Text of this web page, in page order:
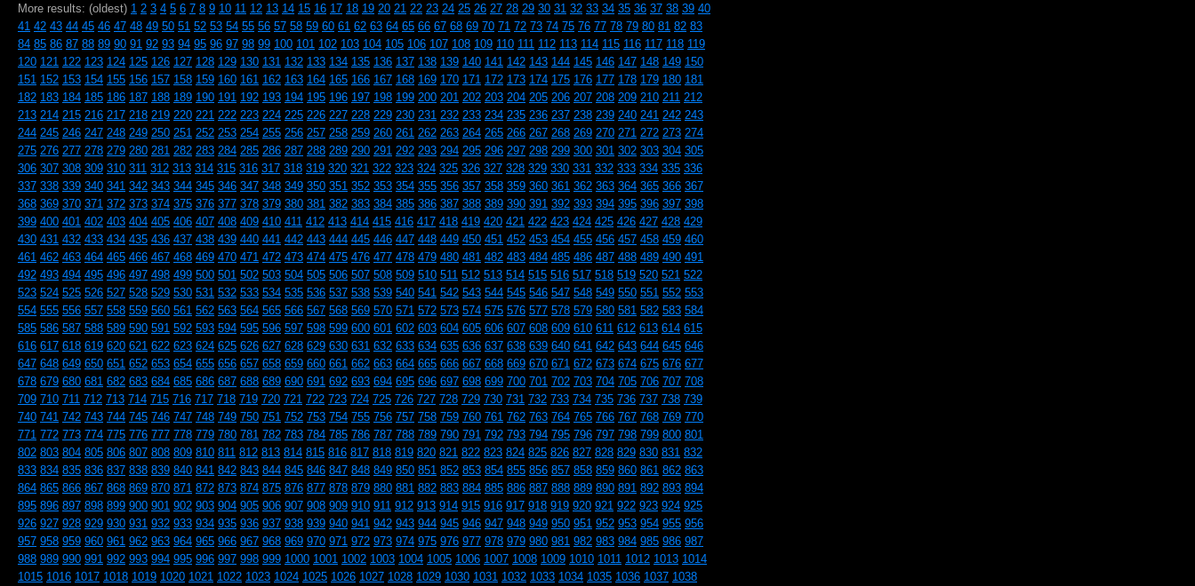
More results: (oldest) 1 2 3 4 5 6 7 8 9 10 11 12 13 14 15 16 17 18 19 20 21 22 23 24 25 26 27 28 29 30 31 32 33 34 35 36 37 38 39 40
41 42 43 44 45 46 47 48 49 50 51 52 53 54 55 56 57 58 59 60 61 62 63 64 65 66 67 68 69 70 71 72 73 74 75 76 77 78 79 80 81 82 83
84 85 86 87 88 89 90 91 92 93 94 95 96 97 98 99 100 101 102 103 104 105 106 107 108 109 110 111 112 113 114 115 116 117 118 119
120 121 122 123 124 125 126 127 128 129 130 131 132 133 134 135 136 137 138 139 140 141 142 143 144 145 146 147 148 149 150
151 152 153 154 155 156 157 158 159 160 161 162 163 164 165 166 167 168 169 170 171 172 173 174 175 176 177 178 179 180 181
182 183 184 185 186 187 188 189 190 191 192 193 194 195 196 197 198 199 200 201 202 203 204 205 206 207 208 209 210 211 212
213 214 215 216 217 218 219 220 221 222 223 224 225 226 227 228 229 230 231 232 233 234 235 236 237 238 239 240 241 242 243
244 245 246 247 248 249 250 251 252 253 254 255 256 257 258 259 260 261 262 263 264 265 266 267 268 269 270 271 272 273 274
275 276 277 278 279 280 281 282 283 284 285 286 287 288 289 290 291 292 293 294 295 296 297 298 299 300 301 302 303 304 305
306 307 308 309 310 311 312 313 314 315 316 317 318 319 320 321 322 323 324 325 326 327 328 329 330 331 332 333 334 335 336
337 338 339 340 341 342 343 344 345 346 347 348 349 350 351 352 353 354 355 356 357 358 359 360 361 362 363 364 365 366 367
368 369 370 371 372 373 374 375 376 377 378 379 380 381 382 383 384 385 386 387 388 389 390 391 392 393 394 395 396 397 398
399 400 401 402 403 404 405 406 407 408 409 410 411 412 413 414 415 416 417 418 419 420 421 422 423 424 425 426 427 428 429
430 431 432 433 434 435 436 437 438 439 440 441 442 443 444 445 446 447 448 449 450 451 452 453 454 455 456 457 458 459 460
461 462 463 464 465 466 467 468 469 470 471 472 473 474 475 476 477 478 479 480 481 482 483 484 485 486 487 488 489 490 491
492 493 494 495 496 497 498 499 500 501 502 503 504 505 506 507 508 509 510 511 512 513 514 515 516 517 518 519 520 521 522
523 524 525 526 527 528 529 530 531 532 533 534 535 536 537 538 539 540 541 542 543 544 545 546 547 548 549 550 551 552 553
554 555 556 557 558 559 560 561 562 563 564 565 566 567 568 569 570 571 572 573 574 575 576 577 578 579 580 581 582 583 584
585 586 587 588 589 590 591 592 593 594 595 596 597 598 599 600 601 602 603 604 605 606 607 608 609 610 611 612 613 614 615
616 617 618 619 620 621 622 623 624 625 626 627 628 629 630 631 632 633 634 635 636 637 638 639 640 641 642 643 644 645 646
647 648 649 650 651 652 653 654 655 656 657 658 659 660 661 662 663 664 665 666 667 668 669 670 671 672 673 674 675 676 677
678 679 680 681 682 683 684 685 686 687 688 689 690 691 692 693 694 695 696 697 698 699 700 701 702 703 704 705 706 707 708
709 710 711 712 713 714 715 716 717 718 719 720 721 722 723 724 725 726 727 728 729 730 731 732 733 734 735 736 737 738 739
740 741 742 743 744 745 746 747 748 749 750 751 752 753 754 755 756 757 758 759 760 761 762 763 764 765 766 767 768 769 770
771 772 773 774 775 776 777 778 779 780 781 782 783 784 785 786 787 788 789 790 791 792 793 794 795 796 797 798 799 800 801
802 803 804 805 806 807 808 809 810 811 812 813 814 815 816 817 818 819 820 821 822 823 824 825 826 827 828 829 830 831 832
833 834 835 836 837 838 839 840 841 842 843 844 845 846 847 848 849 850 851 852 853 854 855 856 857 858 859 860 861 862 863
864 865 866 867 868 869 870 871 872 873 874 875 876 877 878 879 880 881 882 883 884 885 886 887 888 889 890 891 892 893 894
895 896 897 898 899 900 901 902 903 904 905 906 907 908 909 910 911 912 913 914 915 916 917 918 919 920 921 922 923 924 925
926 927 928 929 930 931 932 933 934 935 936 937 938 939 940 941 942 943 944 945 946 947 948 949 950 951 952 953 954 955 956
957 958 959 960 961 962 963 964 965 966 967 968 969 970 971 972 973 974 975 976 977 978 979 980 981 982 983 984 985 986 987
988 989 990 991 992 993 994 995 996 997 998 999 1000 1001 1002 1003 1004 1005 1006 1007 1008 1009 1010 1011 1012 1013 1014
1015 1016 1017 1018 1019 1020 1021 1022 1023 1024 1025 1026 1027 1028 1029 1030 1031 1032 1033 1034 1035 1036 1037 1038